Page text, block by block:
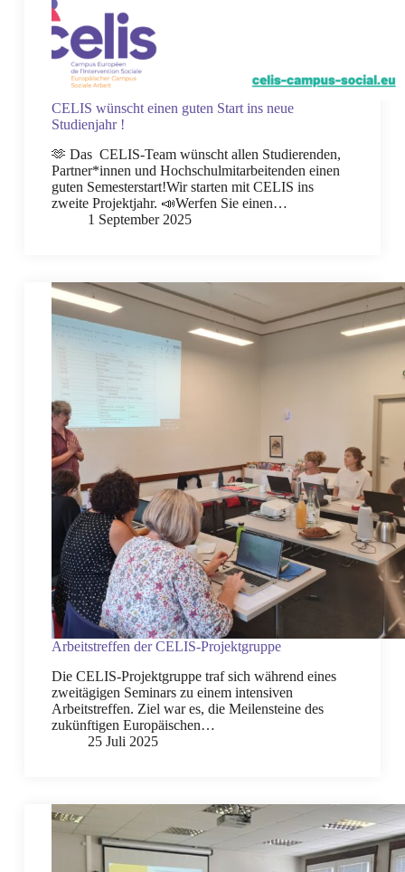
CELIS wünscht einen guten Start ins neue
Studienjahr !
🫶 Das CELIS-Team wünscht allen Studierenden,
Partner*innen und Hochschulmitarbeitenden einen
guten Semesterstart!Wir starten mit CELIS ins
zweite Projektjahr. 📣Werfen Sie einen…
1 September 2025
Arbeitstreffen der CELIS-Projektgruppe
Die CELIS-Projektgruppe traf sich während eines
zweitägigen Seminars zu einem intensiven
Arbeitstreffen. Ziel war es, die Meilensteine des
zukünftigen Europäischen…
25 Juli 2025